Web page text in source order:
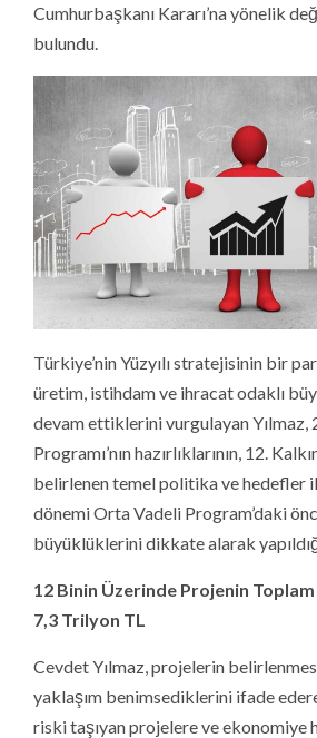
Cumhurbaşkanı Kararı’na yönelik
bulundu.
Türkiye’nin Yüzyılı stratejisinin bir
üretim, istihdam ve ihracat odaklı
devam ettiklerini vurgulayan Yılmaz,
Programı’nın hazırlıklarının, 12.
belirlenen temel politika ve hedefler
dönemi Orta Vadeli Program’daki
büyüklüklerini dikkate alarak
12 Binin Üzerinde Projenin Toplam
7,3 Trilyon TL
Cevdet Yılmaz, projelerin
yaklaşım benimsediklerini ifade
riski taşıyan projelere ve ekonomiye